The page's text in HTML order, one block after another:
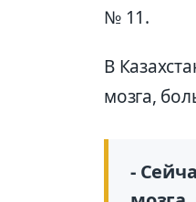
№ 11.
В
мозга,
-